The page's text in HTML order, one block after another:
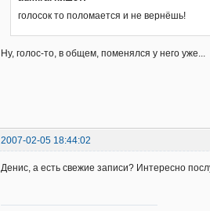
голосок то поломается и не вернёшь!
Ну, голос-то, в общем, поменялся у него уже...
2007-02-05 18:44:02
Денис, а есть свежие записи? Интересно